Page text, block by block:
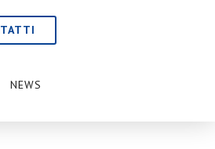
NEWS